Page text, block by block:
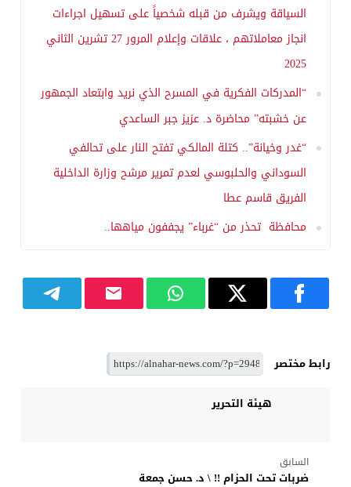
السياقة ويشرف من قبله شخصياً على تسهيل اجراءات
انجاز معاملاتهم ، علاقات وإعلام المرور 27 تشرين الثاني
2025
“المدركات الفكرية في المسرح الذي نريد وابتعاد الجمهور
عن خشبته” محاضرة د. عزيز جبر الساعدي
“غدر وخيانة”.. كتلة المالكي تفتح النار على تحالفي
السوداني والحلبوسي لعدم تمرير مرشح وزارة الداخلية
الفريق قاسم عطا
محافظة تحذر من “غرباء” يجففون مياهها..
رابط مختصر
هيئة التحرير
السابق
ضربات تحت الحزام !! \ د. حسن جمعة